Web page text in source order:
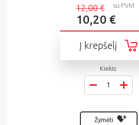
12,00 €
10,20 €
su PVM
Į krepšelį
Kiekis:
Žymėti